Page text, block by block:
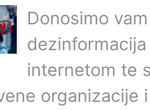
Donosimo
internetom te
organizacije